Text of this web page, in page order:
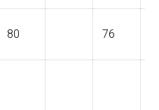
80 76